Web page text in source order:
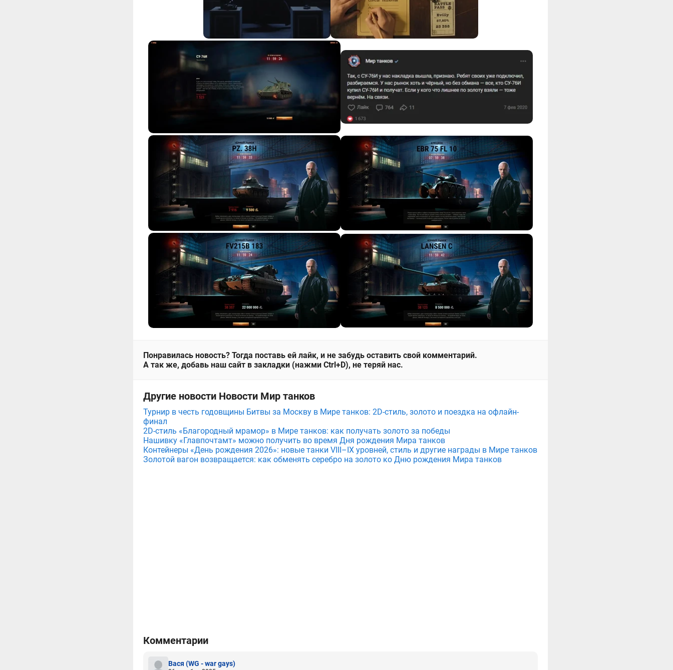
Понравилась новость? Тогда поставь ей лайк, и не забудь оставить свой комментарий.
А так же, добавь наш сайт в закладки (нажми Ctrl+D), не теряй нас.
Другие новости Новости Мир танков
Турнир в честь годовщины Битвы за Москву в Мире танков: 2D-стиль, золото и поездка на офлайн-
финал
2D-стиль «Благородный мрамор» в Мире танков: как получать золото за победы
Нашивку «Главпочтамт» можно получить во время Дня рождения Мира танков
Контейнеры «День рождения 2026»: новые танки VIII–IX уровней, стиль и другие награды в Мире танков
Золотой вагон возвращается: как обменять серебро на золото ко Дню рождения Мира танков
Комментарии
Вася (WG - war gays)